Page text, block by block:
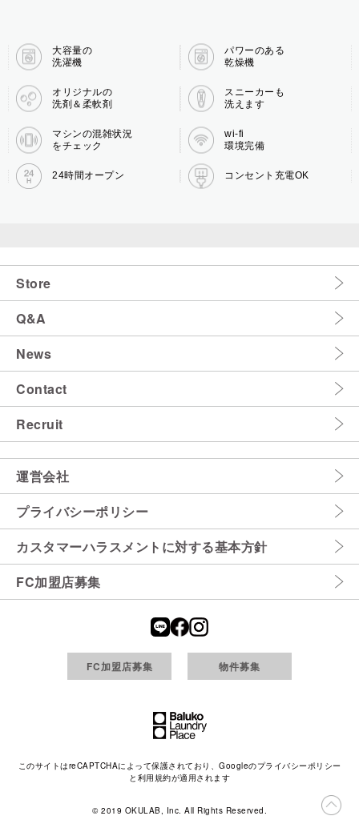
大容量の
洗濯機
パワーのある
乾燥機
オリジナルの
洗剤＆柔軟剤
スニーカーも
洗えます
マシンの混雑状況
をチェック
wi-fi
環境完備
24時間オープン コンセント充電OK
Store
Q&A
News
Contact
Recruit
運営会社
プライバシーポリシー
カスタマーハラスメントに対する基本方針
FC加盟店募集
FC加盟店募集 物件募集
このサイトはreCAPTCHAによって保護されており、Googleのプライバシーポリシー
と 利用規約が適用されます
© 2019 OKULAB, Inc. All Rights Reserved.